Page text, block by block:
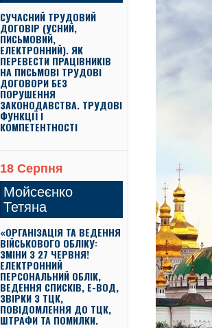
СУЧАСНИЙ ТРУДОВИЙ
ДОГОВІР (УСНИЙ,
ПИСЬМОВИЙ,
ЕЛЕКТРОННИЙ). ЯК
ПЕРЕВЕСТИ ПРАЦІВНИКІВ
НА ПИСЬМОВІ ТРУДОВІ
ДОГОВОРИ БЕЗ
ПОРУШЕННЯ
ЗАКОНОДАВСТВА. ТРУДОВІ
ФУНКЦІЇ І
КОМПЕТЕНТНОСТІ
18 Серпня
Мойсеєнко
Тетяна
«ОРГАНІЗАЦІЯ ТА ВЕДЕННЯ
ВІЙСЬКОВОГО ОБЛІКУ:
ЗМІНИ З 27 ЧЕРВНЯ!
ЕЛЕКТРОННИЙ
ПЕРСОНАЛЬНИЙ ОБЛІК,
ВЕДЕННЯ СПИСКІВ, Е-ВОД,
ЗВІРКИ З ТЦК,
ПОВІДОМЛЕННЯ ДО ТЦК,
ШТРАФИ ТА ПОМИЛКИ.